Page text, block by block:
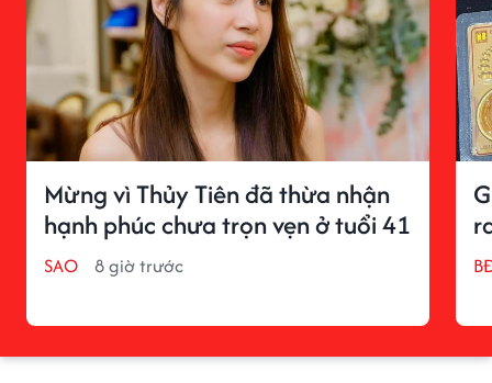
Mừng vì Thủy Tiên đã thừa nhận
hạnh phúc chưa trọn vẹn ở tuổi 41
SAO 8 giờ trước